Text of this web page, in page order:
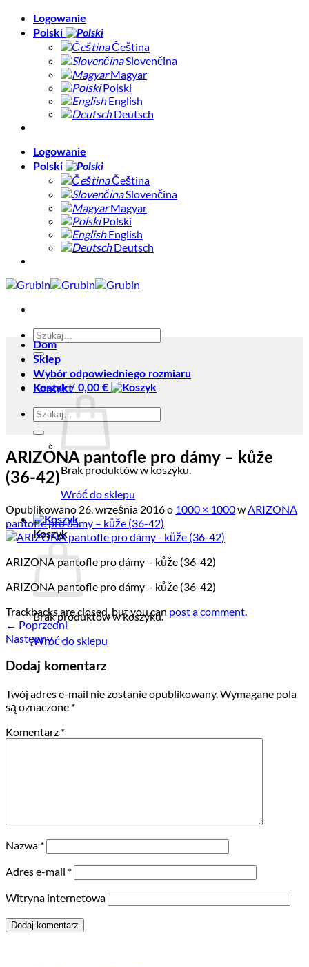
Skip
Logowanie
Polski
Čeština
Slovenčina
Magyar
Polski
English
Deutsch
Logowanie
Polski
Čeština
Slovenčina
Magyar
Polski
English
Deutsch
Szukaj:
Koszyk / 0,00 €
Brak produktów w koszyku.
Wróć do sklepu
Koszyk
Brak produktów w koszyku.
Wróć do sklepu
Dom
Sklep
Wybór odpowiedniego rozmiaru
Kontakt
Szukaj:
ARIZONA pantofle pro dámy – kůže
(36-42)
Opublikowano 26. września 2016o 1000 × 1000wARIZONA
pantofle pro dámy – kůže (36-42)
ARIZONA pantofle pro dámy – kůže (36-42)
ARIZONA pantofle pro dámy – kůže (36-42)
Trackbacks are closed, but you can post a comment.
← Poprzedni
Następny→
Dodaj komentarz
Twój adres e-mail nie zostanie opublikowany.Wymagane pola
są oznaczone *
Komentarz *
Nazwa *
Adres e-mail *
Witryna internetowa